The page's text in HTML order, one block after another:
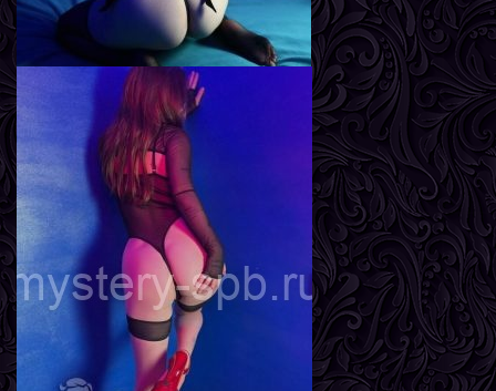
Яна
Возраст
23
Рост
170 см
Вес
58 кг
Грудь
3-й